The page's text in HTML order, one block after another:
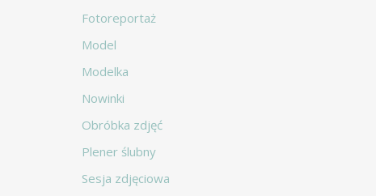
Fotoreportaż
Model
Modelka
Nowinki
Obróbka zdjęć
Plener ślubny
Sesja zdjęciowa